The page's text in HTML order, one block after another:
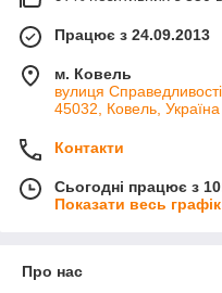
Працює з 24.09.2013
м. Ковель
вулиця
45032, Ковель, Україна
Контакти
Сьогодні працює з
Показати весь
Про нас